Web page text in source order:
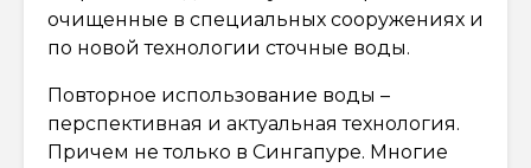
очищенные в специальных сооружениях и
по новой технологии сточные воды.
Повторное использование воды –
перспективная и актуальная технология.
Причем не только в Сингапуре. Многие